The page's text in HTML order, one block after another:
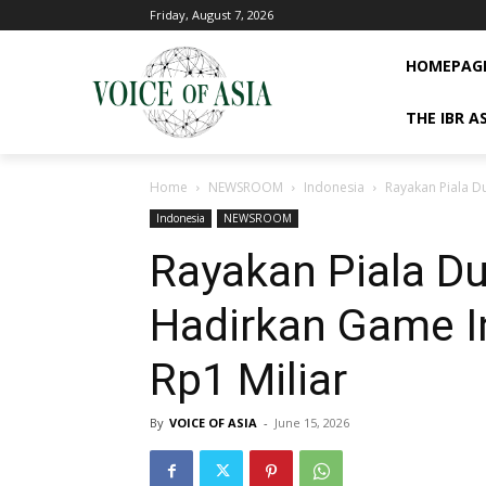
Friday, August 7, 2026
THE IBR
Home NEWSROOM Indonesia Rayakan Piala
Indonesia NEWSROOM
Rayakan Piala
Hadirkan Game
Rp1 Miliar
By VOICE OF ASIA - June 15, 2026